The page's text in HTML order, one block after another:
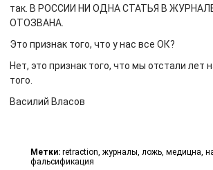
так. В РОССИИ НИ ОДНА СТАТЬЯ В
ОТОЗВАНА.
Это признак того, что у нас все ОК?
Нет, это признак того, что мы отстали лет
того.
Василий Власов
Метки: retraction, журналы, ложь, медицна,
фальсификация